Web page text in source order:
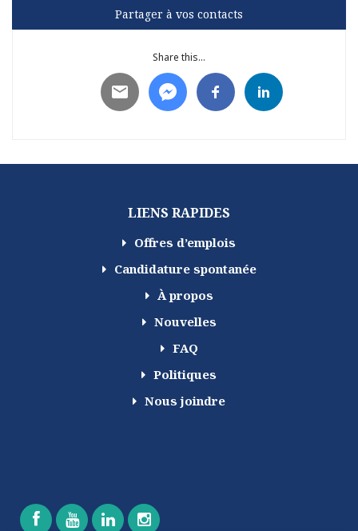
Partager à vos contacts
Share this...
LIENS RAPIDES
Offres d’emplois
Candidature spontanée
À propos
Nouvelles
FAQ
Politiques
Nous joindre